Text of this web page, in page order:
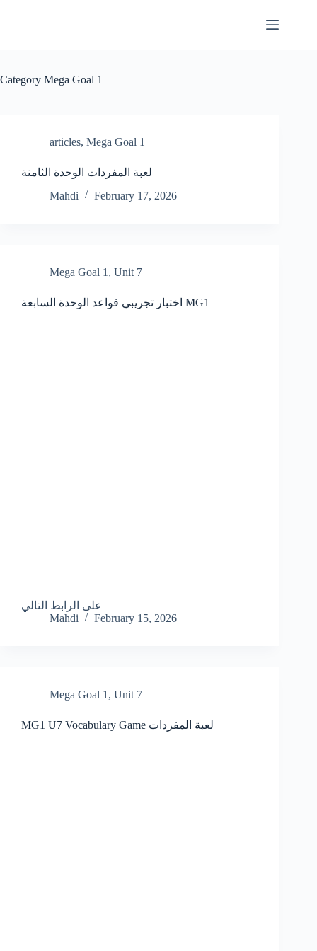
Category Mega Goal 1
articles, Mega Goal 1
لعبة المفردات الوحدة الثامنة
Mahdi
February 17, 2026
Mega Goal 1 , Unit 7
اختبار تجريبي قواعد الوحدة السابعة MG1
على الرابط التالي
Mahdi
February 15, 2026
Mega Goal 1 , Unit 7
MG1 U7 Vocabulary Game لعبة المفردات